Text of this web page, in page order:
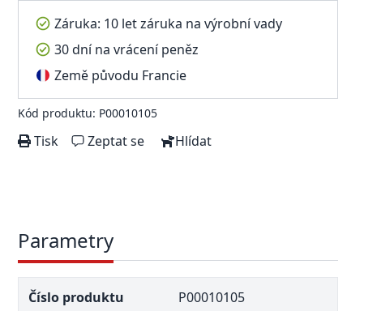
Záruka: 10 let záruka na výrobní vady
30 dní na vrácení peněz
Země původu Francie
Kód produktu: P00010105
Tisk Zeptat se Hlídat
Parametry
Číslo produktu P00010105